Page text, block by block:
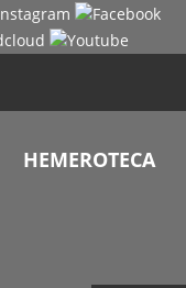
HEMEROTECA